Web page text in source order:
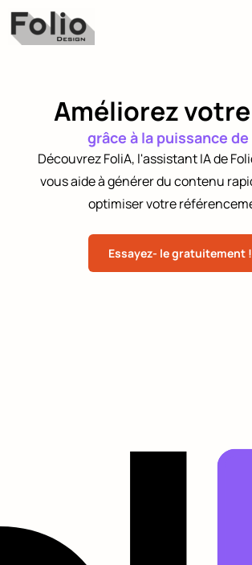
Améliorez
grâce à la puissance de
Découvrez FoliA, l'assistant IA de
vous aide à générer du contenu
optimiser votre
Essayez- le gratuitement !